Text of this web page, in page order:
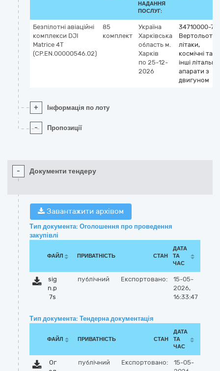
НАДАННЯ
ПОСЛУГ:
Безпілотні авіаційні
комплекси DJI
Matrice 4T
(CP.EN.00000546.02)
85
комплект
Україна
Харківська
область м.
Харків
по 25-12-
2026
34710000-7
Вертольоти,
літаки,
космічні та
інші літальні
апарати з
двигуном
+ Інформація по лоту
- Пропозиції
- Документи тендеру
Завантажити архівом
Тип документа: Оголошення про проведення
закупівлі
ФАЙЛ ПРИВАТНІСТЬ СТАН
ДАТА
ТА
ЧАС
sig
n.p
7s
публічний Експортовано:
15-05-
2026,
16:33:47
Тип документа: Тендерна документація
ФАЙЛ ПРИВАТНІСТЬ СТАН
ДАТА
ТА
ЧАС
Ог
публічний Експортовано:
15-05-